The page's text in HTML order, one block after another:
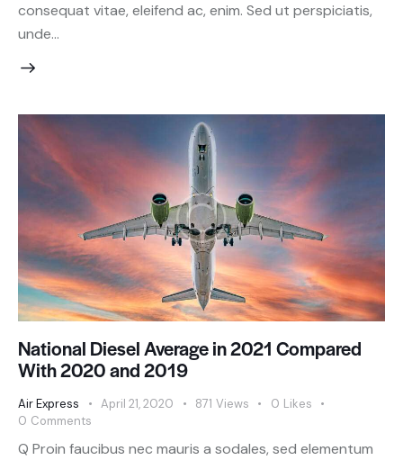
consequat vitae, eleifend ac, enim. Sed ut perspiciatis,
unde…
National Diesel Average in 2021 Compared
With 2020 and 2019
Air Express April 21, 2020 871 Views 0 Likes
0 Comments
Q Proin faucibus nec mauris a sodales, sed elementum